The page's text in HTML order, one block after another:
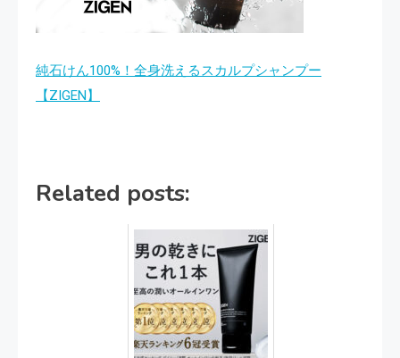
純石けん100%！全身洗えるスカルプシャンプー
【ZIGEN】
Related posts: